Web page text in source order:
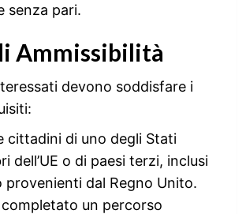
senza pari.
Ammissibilità
devono soddisfare i
cittadini di uno degli Stati
dell’UE o di paesi terzi, inclusi
provenienti dal Regno Unito.
completato un percorso